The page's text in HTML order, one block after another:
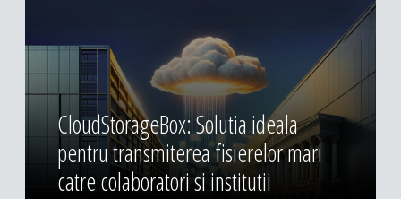
CloudStorageBox: Solutia ideala
pentru transmiterea fisierelor mari
catre colaboratori si institutii